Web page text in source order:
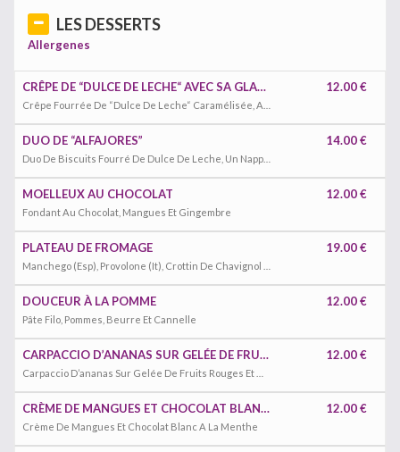
LES DESSERTS
Allergenes
CRÊPE DE “DULCE DE LECHE“ AVEC SA GLACE 12.00 €
DUO DE “ALFAJORES” 14.00 €
MOELLEUX AU CHOCOLAT
Fondant Au Chocolat, Mangues Et Gingembre
12.00 €
PLATEAU DE FROMAGE 19.00 €
DOUCEUR À LA POMME
Pâte Filo, Pommes, Beurre Et Cannelle
12.00 €
CARPACCIO D’ANANAS SUR GELÉE DE FRUITS ROUGES ET GLACE COCO 12.00 €
CRÈME DE MANGUES ET CHOCOLAT BLANC A LA MENTHE
Crème De Mangues Et Chocolat Blanc A La Menthe
12.00 €